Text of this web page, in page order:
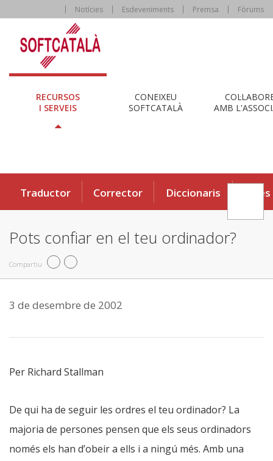
Notícies Esdeveniments Premsa Fòrums
RECURSOS
I SERVEIS
CONEIXEU
SOFTCATALÀ
AMB
Traductor Corrector Diccionaris Eines
Pots confiar en el teu ordinador?
Compartiu
3 de desembre de 2002
Per Richard Stallman
De qui ha de seguir les ordres el teu ordinador? La
majoria de persones pensen que els seus ordinadors
només els han d’obeir a ells i a ningú més. Amb una